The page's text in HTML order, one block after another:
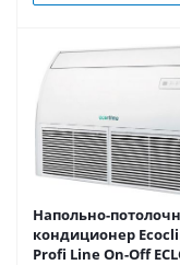
Напольно-
кондиционер
Profi Line On-Off